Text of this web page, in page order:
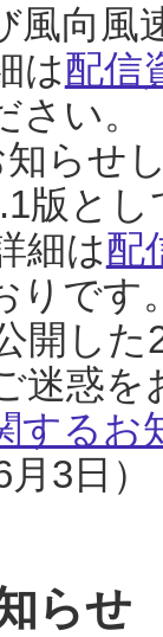
風向風
は配信
さい。
らせ
版と
細は配
りです
開し
迷惑
するお
3日）
らせ